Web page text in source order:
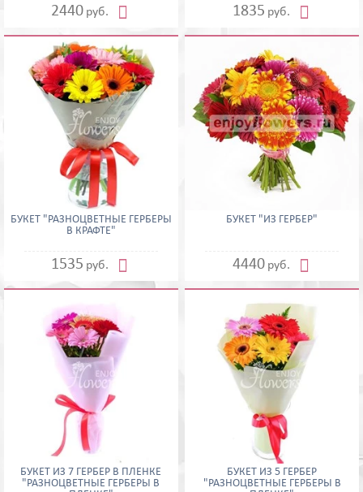
2440 руб.  1835 руб. 
БУКЕТ "РАЗНОЦВЕТНЫЕ ГЕРБЕРЫ
В КРАФТЕ"
1535 руб. 
БУКЕТ "ИЗ ГЕРБЕР"
4440 руб. 
БУКЕТ ИЗ 7 ГЕРБЕР В ПЛЕНКЕ
"РАЗНОЦВЕТНЫЕ ГЕРБЕРЫ В
БУКЕТ ИЗ 5 ГЕРБЕР
"РАЗНОЦВЕТНЫЕ ГЕРБЕРЫ В